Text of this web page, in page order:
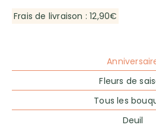
Frais de livraison : 12,90€
Fleurs de
Tous les
Deuil